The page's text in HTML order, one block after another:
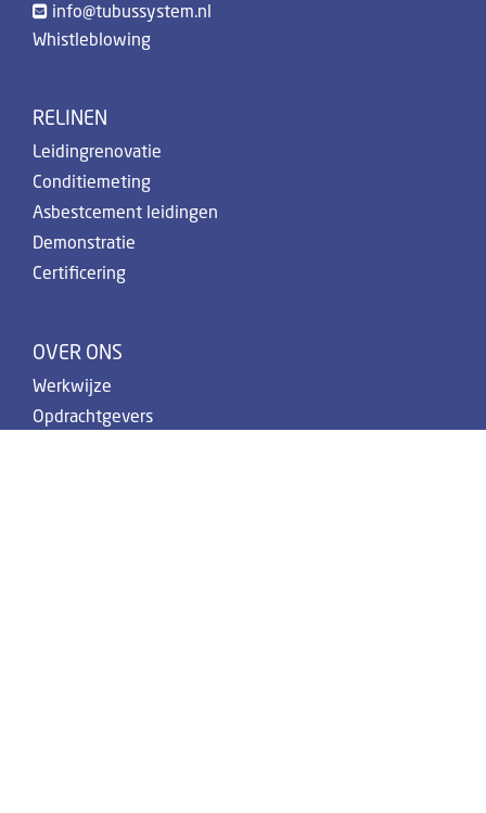
info@tubussystem.nl
Whistleblowing
RELINEN
Leidingrenovatie
Conditiemeting
Asbestcement leidingen
Demonstratie
Certificering
OVER ONS
Werkwijze
Opdrachtgevers